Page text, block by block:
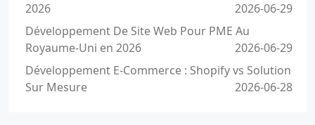
2026
2026-06-29
Développement De Site Web Pour PME Au
Royaume-Uni en 2026
2026-06-29
Développement E-Commerce : Shopify vs Solution
Sur Mesure
2026-06-28